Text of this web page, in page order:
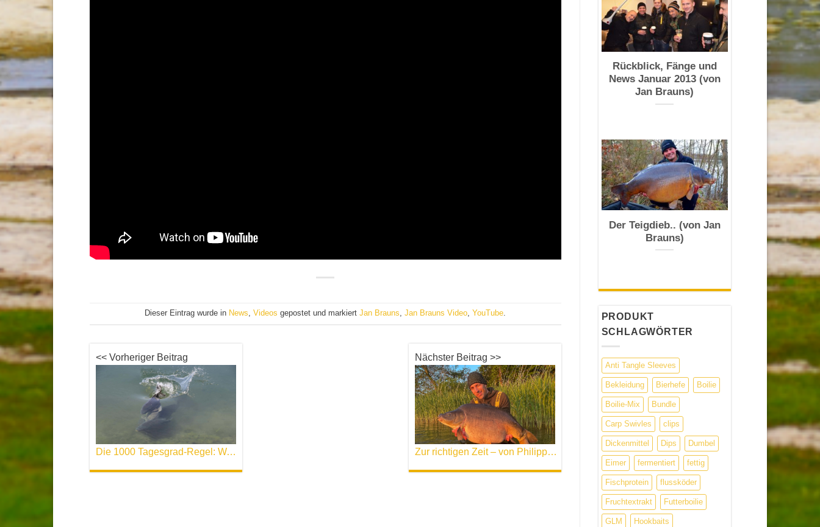
Dieser Eintrag wurde in News,Videos gepostet und markiertJan Brauns,Jan Brauns Video,YouTube.
<< Vorheriger Beitrag
Die 1000 Tagesgrad-Regel: Wann laicht der Karpfen ?
Nächster Beitrag >>
Zur richtigen Zeit – von Philipp & Paddy
Rückblick, Fänge und
News Januar 2013 (von
Jan Brauns)
Der Teigdieb.. (von Jan
Brauns)
PRODUKT
SCHLAGWÖRTER
Anti Tangle Sleeves
Bekleidung Bierhefe Boilie
Boilie-Mix Bundle
Carp Swivles clips
Dickenmittel Dips Dumbel
Eimer fermentiert fettig
Fischprotein flussköder
Fruchtextrakt Futterboilie
GLM Hookbaits